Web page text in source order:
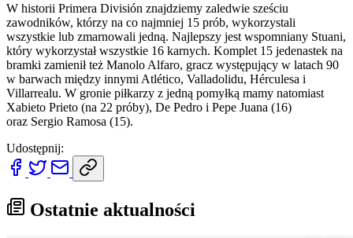
W historii Primera División znajdziemy zaledwie sześciu
zawodników, którzy na co najmniej 15 prób, wykorzystali
wszystkie lub zmarnowali jedną. Najlepszy jest wspomniany Stuani,
który wykorzystał wszystkie 16 karnych. Komplet 15 jedenastek na
bramki zamienił też Manolo Alfaro, gracz występujący w latach 90
w barwach między innymi Atlético, Valladolidu, Hérculesa i
Villarrealu. W gronie piłkarzy z jedną pomyłką mamy natomiast
Xabieto Prieto (na 22 próby), De Pedro i Pepe Juana (16)
oraz Sergio Ramosa (15).
Udostępnij:
Ostatnie aktualności